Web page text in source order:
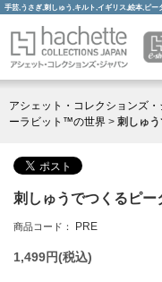
手芸,うさぎ,刺しゅう,キルト,イギリス,絵本,ピー
アシェット・コレクションズ
ーラビット™の世界 > 刺しゅ
刺しゅうでつくるピ
商品コード： PRE
1,499円(税込)